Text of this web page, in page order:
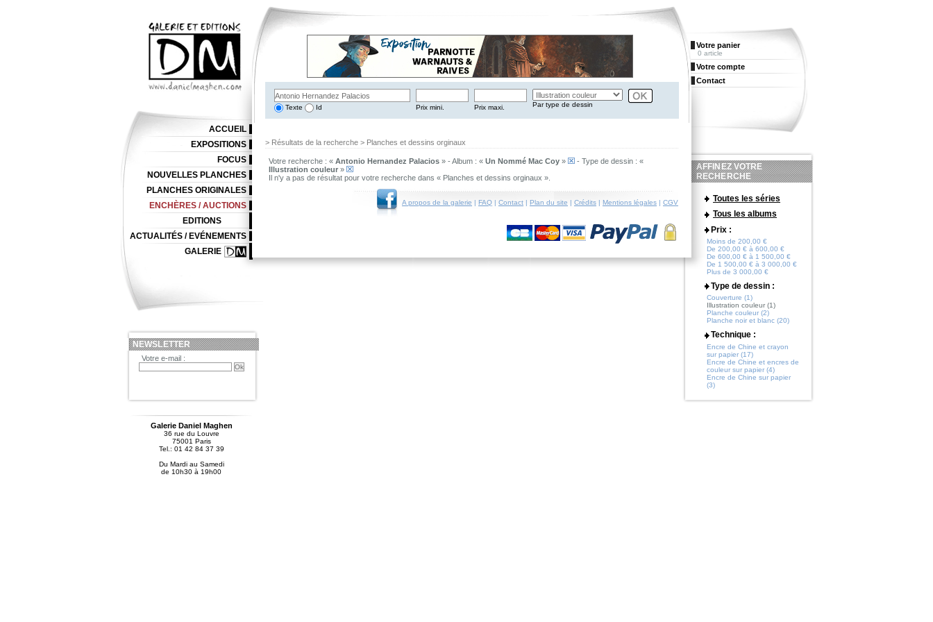
Texte Id Prix mini. Prix maxi. Par type de dessin
> Résultats de la recherche > Planches et dessins orginaux
Votre recherche : « Antonio Hernandez Palacios » - Album : « Un Nommé Mac Coy »
- Type de dessin : «
Illustration couleur »
Il n'y a pas de résultat pour votre recherche dans « Planches et dessins orginaux ».
A propos de la galerie | FAQ | Contact | Plan du site | Crédits | Mentions légales | CGV
ACCUEIL
EXPOSITIONS
FOCUS
NOUVELLES PLANCHES
PLANCHES ORIGINALES
ENCHÈRES / AUCTIONS
EDITIONS
ACTUALITÉS / EVÉNEMENTS
GALERIE
NEWSLETTER
Votre e-mail :
Galerie Daniel Maghen
36 rue du Louvre
75001 Paris
Tel.: 01 42 84 37 39
Du Mardi au Samedi
de 10h30 à 19h00
Votre panier
0 article
Votre compte
Contact
AFFINEZ VOTRE
RECHERCHE
Toutes les séries
Tous les albums
Prix :
Moins de 200,00 €
De 200,00 € à 600,00 €
De 600,00 € à 1 500,00 €
De 1 500,00 € à 3 000,00 €
Plus de 3 000,00 €
Type de dessin :
Couverture (1)
Illustration couleur (1)
Planche couleur (2)
Planche noir et blanc (20)
Technique :
Encre de Chine et crayon
sur papier (17)
Encre de Chine et encres de
couleur sur papier (4)
Encre de Chine sur papier
(3)